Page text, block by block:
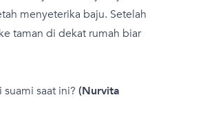
menyeterika baju. Setelah
taman di dekat rumah biar
saat ini? (Nurvita